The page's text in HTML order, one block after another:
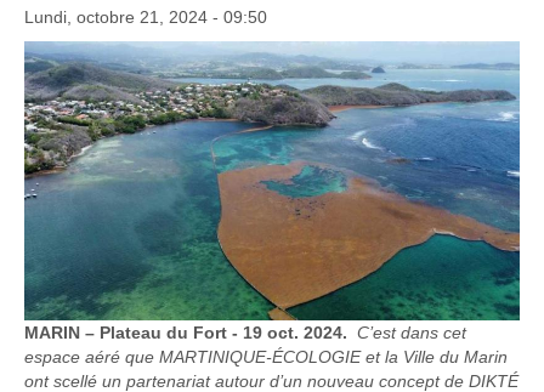
Lundi, octobre 21, 2024 - 09:50
MARIN – Plateau du Fort - 19 oct. 2024. C’est dans cet
espace aéré que MARTINIQUE-ÉCOLOGIE et la Ville du Marin
ont scellé un partenariat autour d’un nouveau concept de DIKTÉ